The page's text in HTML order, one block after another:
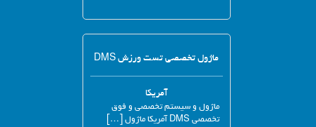
ماژول تخصصی تست ورزش DMS
آمریکا
ماژول و سیستم تخصصی و فوق
تخصصی DMS آمریکا ماژول […]